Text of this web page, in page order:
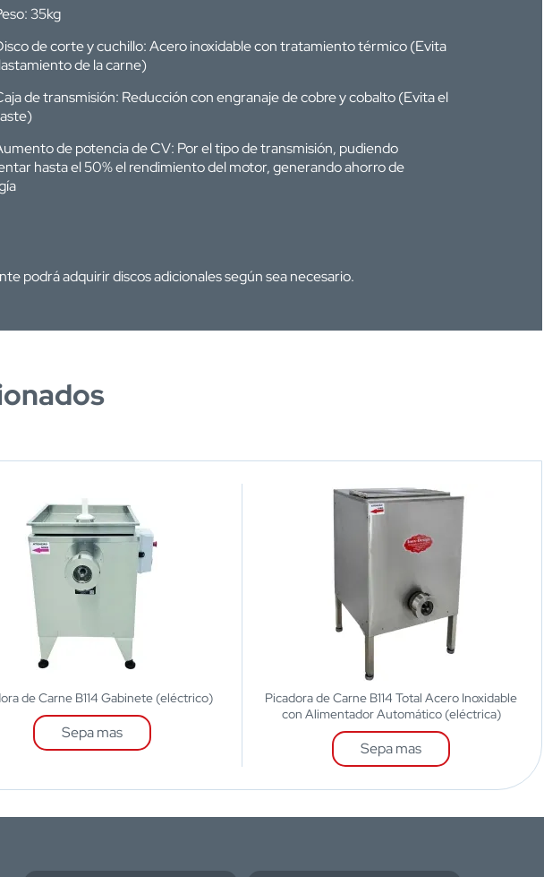
35kg
de corte y cuchillo: Acero inoxidable con tratamiento térmico (Evita
de la carne)
de transmisión: Reducción con engranaje de cobre y cobalto (Evita el
de potencia de CV: Por el tipo de transmisión, pudiendo
hasta el 50% el rendimiento del motor, generando ahorro de
podrá adquirir discos adicionales según sea necesario.
de Carne B114 Gabinete (eléctrico)
Sepa mas
Picadora de Carne B114 Total Acero Inoxidable
con Alimentador Automático (eléctrica)
Sepa mas